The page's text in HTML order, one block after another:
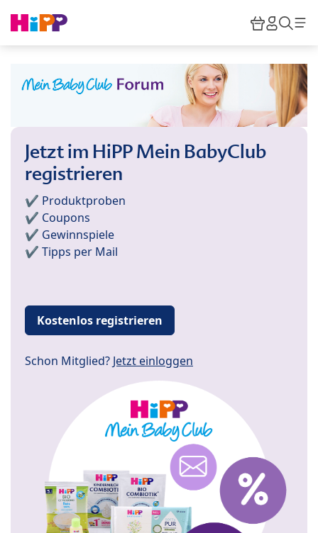
HiPP
Jetzt im HiPP Mein BabyClub
registrieren
✔️ Produktproben
✔️ Coupons
✔️ Gewinnspiele
✔️ Tipps per Mail
Kostenlos registrieren
Schon Mitglied? Jetzt einloggen